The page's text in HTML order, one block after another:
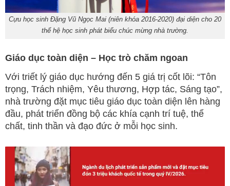
Cựu học sinh Đặng Vũ Ngọc Mai (niên khóa 2016-2020) đại diện cho 20
thế hệ học sinh phát biểu chúc mừng nhà trường.
Giáo dục toàn diện – Học trò chăm ngoan
Với triết lý giáo dục hướng đến 5 giá trị cốt lõi: “Tôn
trọng, Trách nhiệm, Yêu thương, Hợp tác, Sáng tạo”,
nhà trường đặt mục tiêu giáo dục toàn diện lên hàng
đầu, phát triển đồng bộ các khía cạnh trí tuệ, thể
chất, tinh thần và đạo đức ở mỗi học sinh.